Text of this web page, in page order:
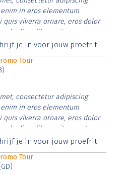
in eros elementum
quis viverra ornare, eros dolor
diam libero vitae erat.
justo cursus id rutrum lorem
je in voor jouw proefrit
Tour
consectetur adipiscing
in eros elementum
quis viverra ornare, eros dolor
diam libero vitae erat.
justo cursus id rutrum lorem
je in voor jouw proefrit
Tour